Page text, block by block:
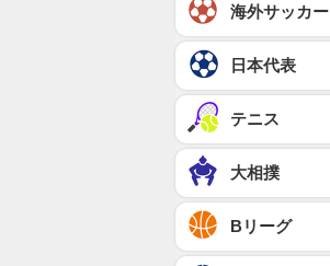
海外サッカー
日本代表
テニス
大相撲
Bリーグ